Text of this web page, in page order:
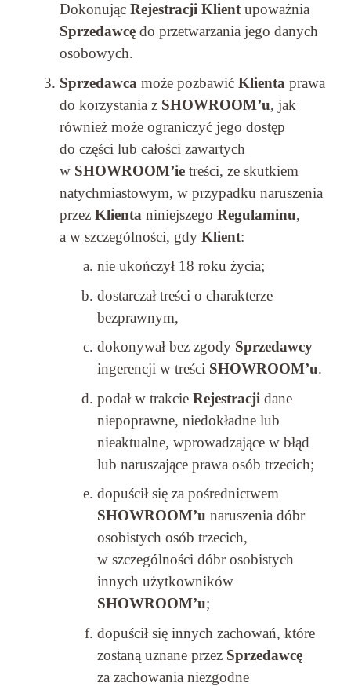
Dokonując Rejestracji Klient upoważnia
Sprzedawcę do przetwarzania jego danych
osobowych.
Sprzedawca może pozbawić Klienta prawa
do korzystania z SHOWROOM’u, jak
również może ograniczyć jego dostęp
do części lub całości zawartych
w SHOWROOM’ie treści, ze skutkiem
natychmiastowym, w przypadku naruszenia
przez Klienta niniejszego Regulaminu,
a w szczególności, gdy Klient:
nie ukończył 18 roku życia;
dostarczał treści o charakterze
bezprawnym,
dokonywał bez zgody Sprzedawcy
ingerencji w treści SHOWROOM’u.
podał w trakcie Rejestracji dane
niepoprawne, niedokładne lub
nieaktualne, wprowadzające w błąd
lub naruszające prawa osób trzecich;
dopuścił się za pośrednictwem
SHOWROOM’u naruszenia dóbr
osobistych osób trzecich,
w szczególności dóbr osobistych
innych użytkowników
SHOWROOM’u;
dopuścił się innych zachowań, które
zostaną uznane przez Sprzedawcę
za zachowania niezgodne